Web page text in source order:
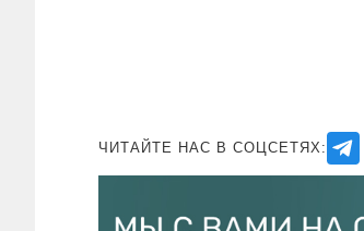
ЧИТАЙТЕ НАС В СОЦСЕТЯХ: